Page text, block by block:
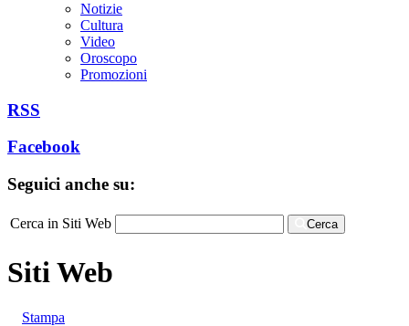
Notizie
Cultura
Video
Oroscopo
Promozioni
RSS
Facebook
Seguici anche su:
Cerca in Siti Web Cerca
Siti Web
Stampa